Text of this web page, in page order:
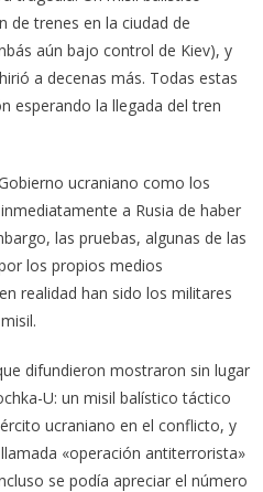
de trenes en la ciudad de
aún bajo control de Kiev), y
a decenas más. Todas estas
esperando la llegada del tren
ucraniano como los
a Rusia de haber
las pruebas, algunas de las
los propios medios
realidad han sido los militares
difundieron mostraron sin lugar
U: un misil balístico táctico
ucraniano en el conflicto, y
«operación antiterrorista»
se podía apreciar el número